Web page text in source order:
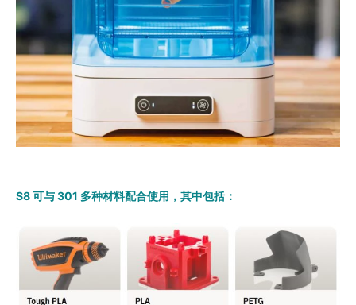
S8 可与 301 多种材料配合使用，其中包括：